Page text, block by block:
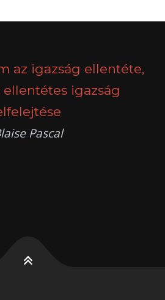
az igazság ellentéte,
ellentétes igazság
Pascal